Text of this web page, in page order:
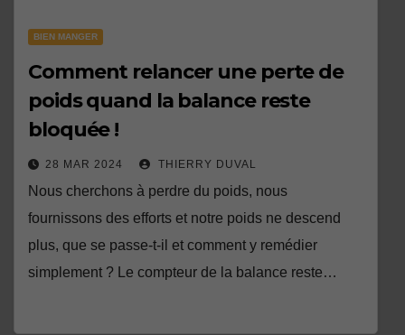
BIEN MANGER
Comment relancer une perte de
poids quand la balance reste
bloquée !
28 MAR 2024 THIERRY DUVAL
Nous cherchons à perdre du poids, nous
fournissons des efforts et notre poids ne descend
plus, que se passe-t-il et comment y remédier
simplement ? Le compteur de la balance reste…